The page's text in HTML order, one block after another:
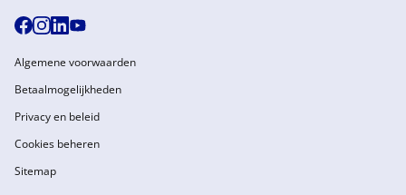
Algemene voorwaarden
Betaalmogelijkheden
Privacy en beleid
Cookies beheren
Sitemap